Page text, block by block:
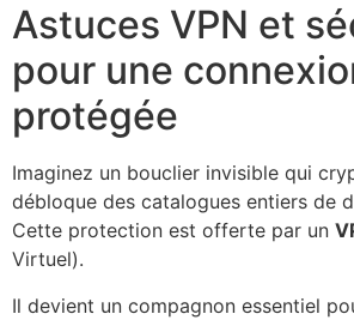
Astuces VPN et
pour une
protégée
Imaginez un bouclier invisible qui
débloque des catalogues entiers de
Cette protection est offerte par un
Virtuel).
Il devient un compagnon essentiel